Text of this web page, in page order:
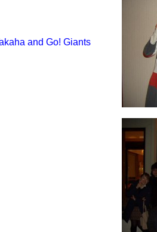
and Go! Giants